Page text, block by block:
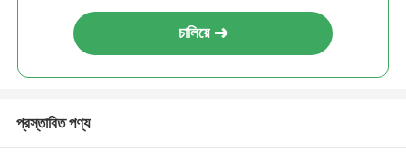
চালিয়ে
প্রস্তাবিত পণ্য